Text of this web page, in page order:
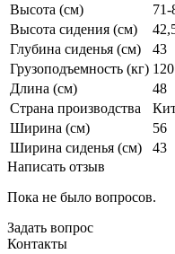
Высота (см)
71-
Высота сидения (см)
Глубина сиденья (см)
43
Грузоподъемность (кг) 120
Длина (см)
48
Страна производства
Ширина (см)
56
Ширина сиденья (см)
43
Написать отзыв
Пока не было вопросов.
Задать вопрос
Контакты